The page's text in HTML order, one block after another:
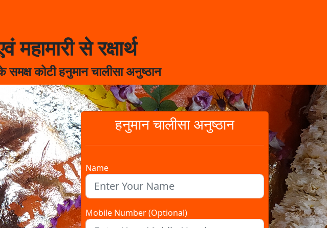
महामारी से रक्षार्थ
समक्ष कोटी हनुमान चालीसा अनुष्ठान
हनुमान चालीसा अनुष्ठान
Name
Mobile Number (Optional)